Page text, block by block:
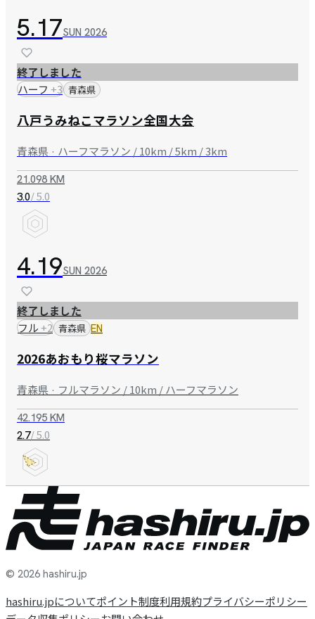
5.17SUN 2026
終了しました
ハーフ +3 青森県
八戸うみねこマラソン全国大会
青森県 · ハーフマラソン / 10km / 5km / 3km
21.098 KM
3.0/ 5.0
4.19SUN 2026
終了しました
フル+2 青森県 EN
2026あおもり桜マラソン
青森県 · フルマラソン / 10km / ハーフマラソン
42.195 KM
2.7/ 5.0
© 2026 hashiru.jp
hashiru.jpについてポイント制度利用規約プライバシーポリシー